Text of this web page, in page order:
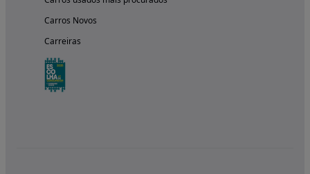
Carros Novos
Carreiras